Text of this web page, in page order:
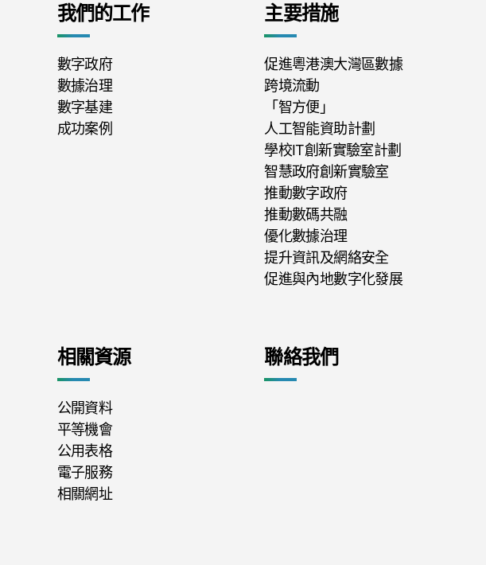
我們的工作
數字政府
數據治理
數字基建
成功案例
主要措施
促進粵港澳大灣區數據
跨境流動
「智方便」
人工智能資助計劃
學校IT創新實驗室計劃
智慧政府創新實驗室
推動數字政府
推動數碼共融
優化數據治理
提升資訊及網絡安全
促進與內地數字化發展
相關資源
公開資料
平等機會
公用表格
電子服務
相關網址
聯絡我們